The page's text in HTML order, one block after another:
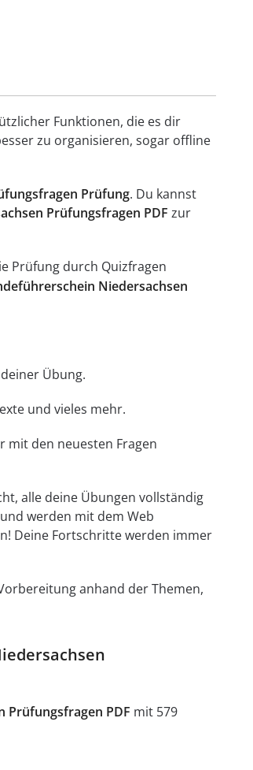
Funktionen, die es dir
zu organisieren, sogar offline
Prüfung. Du kannst
Prüfungsfragen PDF zur
Prüfung durch Quizfragen
Niedersachsen
Übung.
und vieles mehr.
mit den neuesten Fragen
alle deine Übungen vollständig
werden mit dem Web
Deine Fortschritte werden immer
anhand der Themen,
Prüfungsfragen PDF mit 579